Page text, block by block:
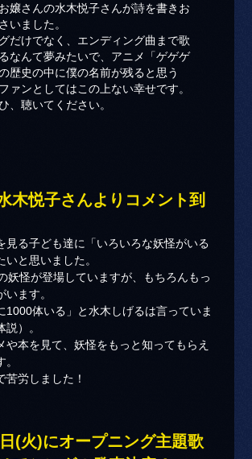
嬢さんの水木悦子さんが詩を書きお
いました。
だけでなく、エンディング曲まで歌
なんて夢みたいで、アニメ「ゲゲゲ
歴史の中に僕の名前が残ると思う
ァンとしてはこの上ない幸せです。
、聴いてください。
木悦子さんよりコメント到
見る子ども達に「いろいろな妖怪がいる
いと思いました。
妖怪が登場していますが、もちろんもっ
います。
1000体いる」と水木しげるは言っていま
説）。
や本を見て、妖怪をもっと知ってもらえ
苦労しました！
(火)にオープニング主題歌